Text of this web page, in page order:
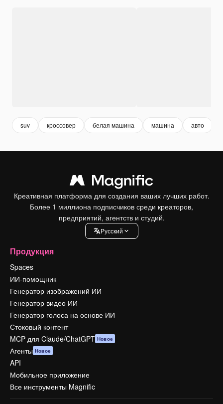
suv кроссовер белая машина машина авто
Креативная платформа для создания ваших лучших работ.
Более 1 миллиона подписчиков среди креаторов,
предприятий, агентств и студий.
Pусский
Продукция
Spaces
ИИ-помощник
Генератор изображений ИИ
Генератор видео ИИ
Генератор голоса на основе ИИ
Стоковый контент
MCP для Claude/ChatGPT Новое
Агенты Новое
API
Мобильное приложение
Все инструменты Magnific